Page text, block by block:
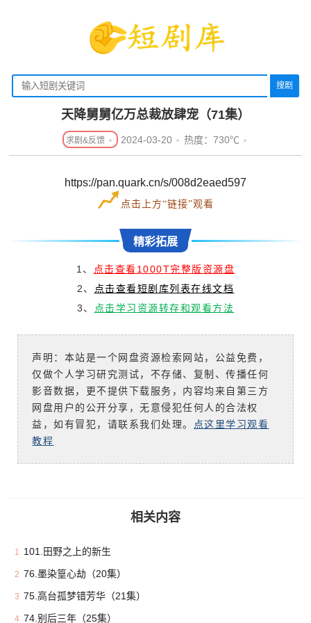
搜剧
天降舅舅亿万总裁放肆宠（71集）
2024-03-20 热度：730℃
https://pan.quark.cn/s/008d2eaed597
点击上方“链接”观看
精彩拓展
1、 点击查看1000T完整版资源盘
2、 点击查看短剧库列表在线文档
3、 点击学习资源转存和观看方法
声明：本站是一个网盘资源检索网站，公益免费，
仅做个人学习研究测试，不存储、复制、传播任何
影音数据，更不提供下载服务，内容均来自第三方
网盘用户的公开分享，无意侵犯任何人的合法权
益，如有冒犯，请联系我们处理。 点这里学习观看
教程
相关内容
1 101.田野之上的新生
2 76.墨染篁心劫（20集）
3 75.高台孤梦错芳华（21集）
4 74.别后三年（25集）